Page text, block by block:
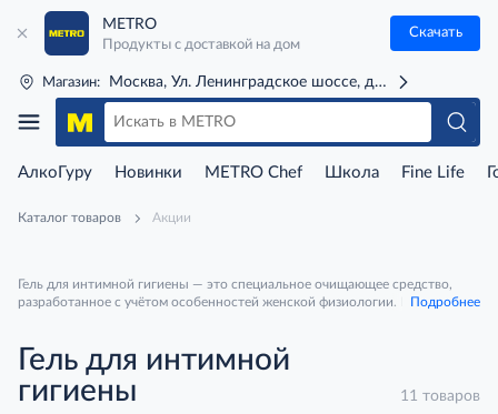
METRO
Продукты с доставкой на дом
Скачать
Магазин: Москва, Ул. Ленинградское шоссе, д. 71Г (м. Речной
АлкоГуру Новинки METRO Chef Школа Fine Life
Каталог товаров Акции
Гель для интимной гигиены — это специальное очищающее средство,
разработанное с учётом особенностей женской физиологии. В отличие от
Подробнее
Гель для интимной
гигиены
11 товаров